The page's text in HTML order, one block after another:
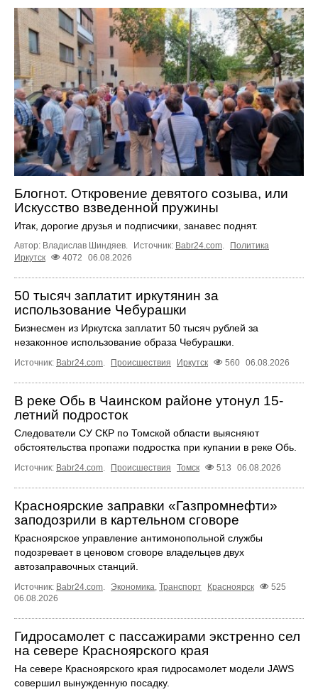
Блогнот. Откровение девятого созыва, или
Искусство взведенной пружины
Итак, дорогие друзья и подписчики, занавес поднят.
Автор: Владислав Шиндяев. Источник: Babr24.com.
Политика
Иркутск
4072 06.08.2026
50 тысяч заплатит иркутянин за
использование Чебурашки
Бизнесмен из Иркутска заплатит 50 тысяч рублей за
незаконное использование образа Чебурашки.
Источник: Babr24.com. Происшествия Иркутск 560 06.08.2026
В реке Обь в Чаинском районе утонул 15-
летний подросток
Следователи СУ СКР по Томской области выясняют
обстоятельства пропажи подростка при купании в реке Обь.
Источник: Babr24.com. Происшествия Томск 513 06.08.2026
Красноярские заправки «Газпромнефти»
заподозрили в картельном сговоре
Красноярское управление антимонопольной службы
подозревает в ценовом сговоре владельцев двух
автозаправочных станций.
Источник: Babr24.com. Экономика, Транспорт Красноярск
525
06.08.2026
Гидросамолет с пассажирами экстренно сел
на севере Красноярского края
На севере Красноярского края гидросамолет модели JAWS
совершил вынужденную посадку.